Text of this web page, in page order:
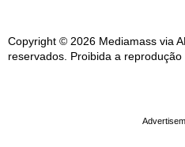
Copyright © 2026 Mediamass via
reservados. Proibida a